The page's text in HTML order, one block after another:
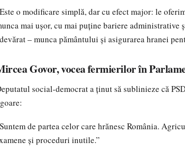
o modificare simplă, dar cu efect major: le
mai ușor, cu mai puține bariere administrative
– munca pământului și asigurarea hranei
Govor, vocea fermierilor în
social-democrat a ținut să sublinieze că
de partea celor care hrănesc România.
și proceduri inutile.”